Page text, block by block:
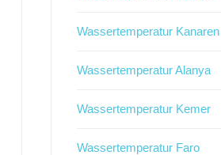
Wassertemperatur Kanaren
Wassertemperatur Alanya
Wassertemperatur Kemer
Wassertemperatur Faro